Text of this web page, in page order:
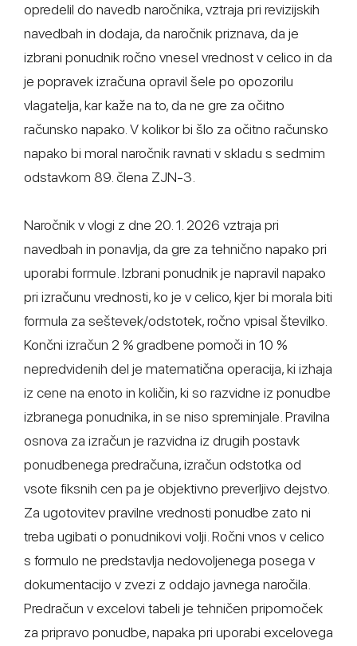
opredelil do navedb naročnika, vztraja pri revizijskih
navedbah in dodaja, da naročnik priznava, da je
izbrani ponudnik ročno vnesel vrednost v celico in da
je popravek izračuna opravil šele po opozorilu
vlagatelja, kar kaže na to, da ne gre za očitno
računsko napako. V kolikor bi šlo za očitno računsko
napako bi moral naročnik ravnati v skladu s sedmim
odstavkom 89. člena ZJN-3.
Naročnik v vlogi z dne 20. 1. 2026 vztraja pri
navedbah in ponavlja, da gre za tehnično napako pri
uporabi formule. Izbrani ponudnik je napravil napako
pri izračunu vrednosti, ko je v celico, kjer bi morala biti
formula za seštevek/odstotek, ročno vpisal številko.
Končni izračun 2 % gradbene pomoči in 10 %
nepredvidenih del je matematična operacija, ki izhaja
iz cene na enoto in količin, ki so razvidne iz ponudbe
izbranega ponudnika, in se niso spreminjale. Pravilna
osnova za izračun je razvidna iz drugih postavk
ponudbenega predračuna, izračun odstotka od
vsote fiksnih cen pa je objektivno preverljivo dejstvo.
Za ugotovitev pravilne vrednosti ponudbe zato ni
treba ugibati o ponudnikovi volji. Ročni vnos v celico
s formulo ne predstavlja nedovoljenega posega v
dokumentacijo v zvezi z oddajo javnega naročila.
Predračun v excelovi tabeli je tehničen pripomoček
za pripravo ponudbe, napaka pri uporabi excelovega